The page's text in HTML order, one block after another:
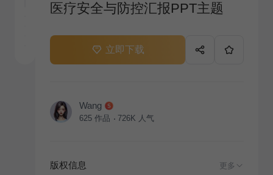
医疗安全与防控汇报PPT主题
立即下载
Wang
625 作品 726K 人气
版权信息 更多